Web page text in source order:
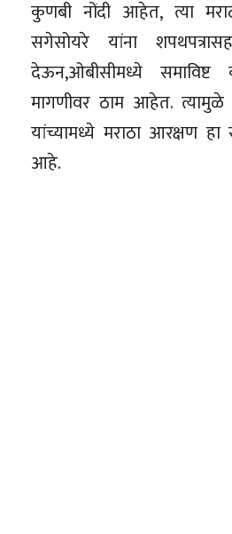
कुणबी नोंदी आहेत, त्या
सगेसोयरे यांना
देऊन,ओबीसीमध्ये
मागणीवर ठाम आहेत.
यांच्यामध्ये मराठा आरक्षण
आहे.